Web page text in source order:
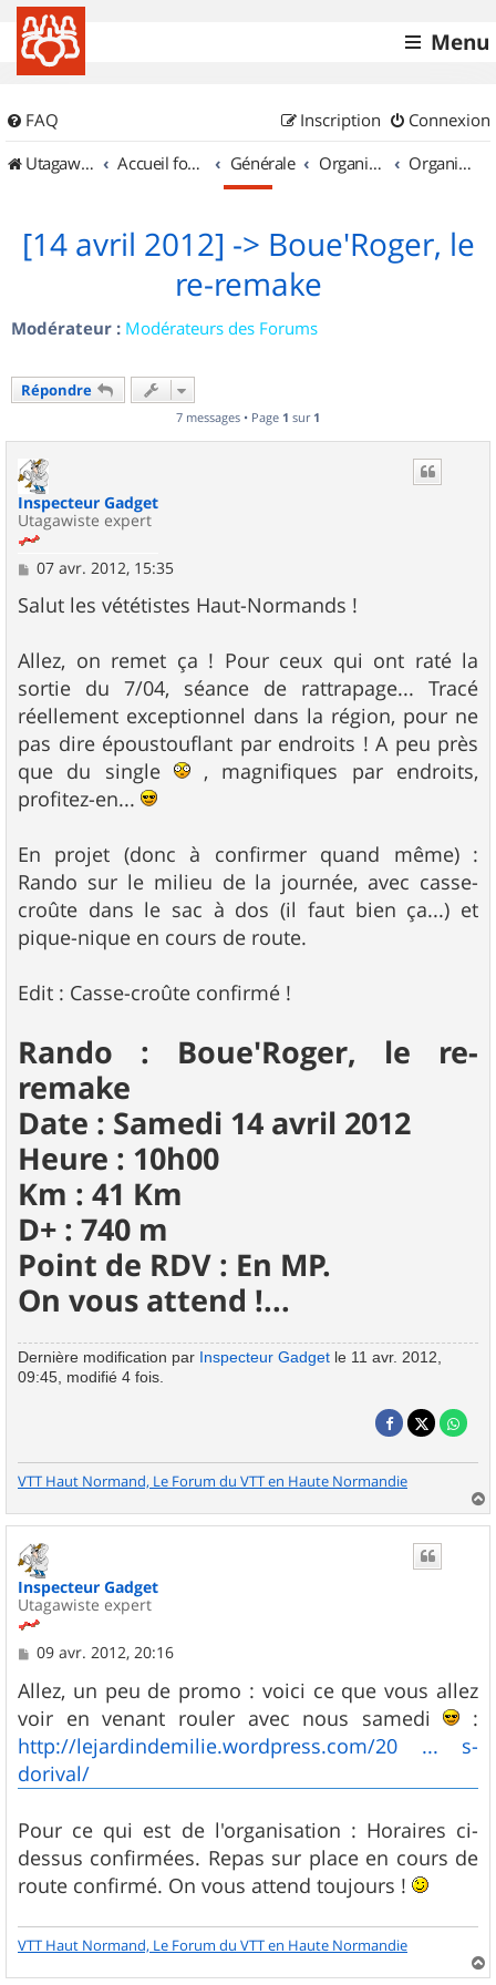
Menu
FAQ Connexion
Inscription
UtagawaVTT (Randos VTT et VTTAE avec traces GPS)
Accueil forum Générale Organisation de sorties & Recherche de partenaires Organisation de sorties en région Haute Normandie
[14 avril 2012] -> Boue'Roger, le
re-remake
Modérateur : Modérateurs des Forums
Répondre
7 messages • Page 1 sur 1
Inspecteur Gadget
Utagawiste expert
M
s
s
g
e
07 avr. 2012, 15:35
Salut les vététistes Haut-Normands !
Allez, on remet ça ! Pour ceux qui ont raté la
sortie du 7/04, séance de rattrapage... Tracé
réellement exceptionnel dans la région, pour ne
pas dire époustouflant par endroits ! A peu près
que du single
, magnifiques par endroits,
profitez-en...
En projet (donc à confirmer quand même) :
Rando sur le milieu de la journée, avec casse-
croûte dans le sac à dos (il faut bien ça...) et
pique-nique en cours de route.
Edit : Casse-croûte confirmé !
Rando : Boue'Roger, le re-
remake
Date : Samedi 14 avril 2012
Heure : 10h00
Km : 41 Km
D+ : 740 m
Point de RDV : En MP.
On vous attend !...
Dernière modification par Inspecteur Gadget le 11 avr. 2012,
09:45, modifié 4 fois.
VTT Haut Normand, Le Forum du VTT en Haute Normandie
a
Inspecteur Gadget
Utagawiste expert
M
s
s
a
g
e
09 avr. 2012, 20:16
Allez, un peu de promo : voici ce que vous allez
voir en venant rouler avec nous samedi
:
http://lejardindemilie.wordpress.com/20 ... s-
dorival/
Pour ce qui est de l'organisation : Horaires ci-
dessus confirmées. Repas sur place en cours de
route confirmé. On vous attend toujours !
VTT Haut Normand, Le Forum du VTT en Haute Normandie
a